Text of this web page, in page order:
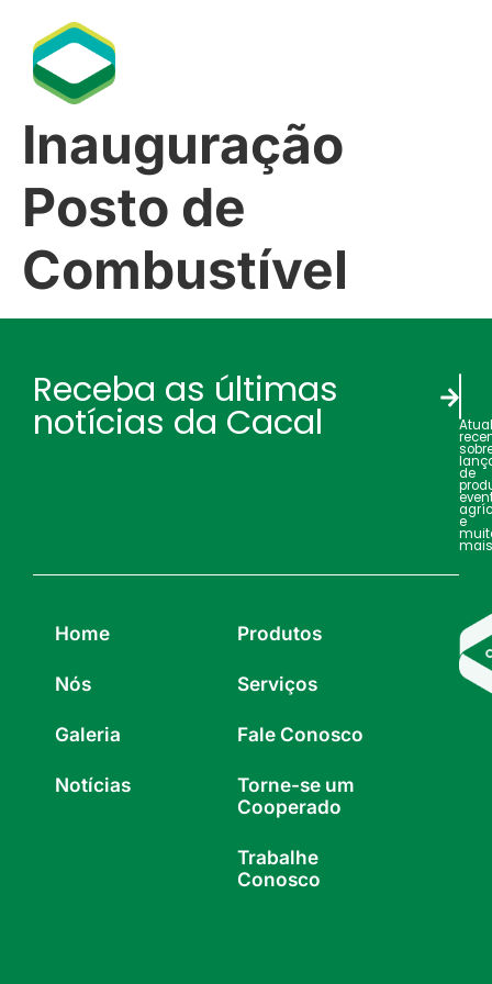
Inauguração
Posto de
Combustível
Receba as últimas
notícias da Cacal
de
e
Home
Nós
Galeria
Notícias
Produtos
Serviços
Fale Conosco
Torne-se um
Cooperado
Trabalhe
Conosco